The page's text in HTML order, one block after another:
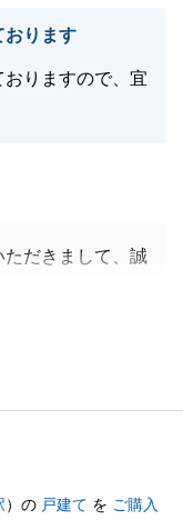
おります
りますので、宜
ただきまして、誠
いても良いお手
き続きどうぞよ
）の 戸建て を ご購入